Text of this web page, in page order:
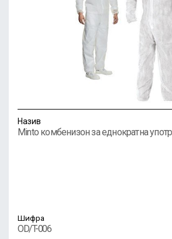
Назив
Minto комбенизон за еднократна
Шифра
OD/T-006